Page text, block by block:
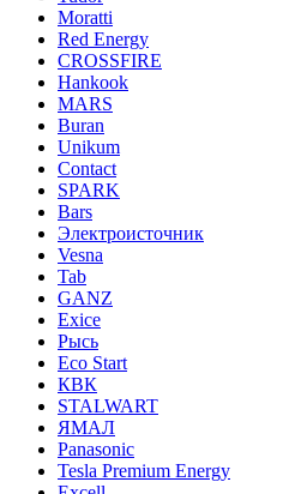
Moratti
Red Energy
CROSSFIRE
Hankook
MARS
Buran
Unikum
Contact
SPARK
Bars
Электроисточник
Vesna
Tab
GANZ
Exice
Рысь
Eco Start
КВК
STALWART
ЯМАЛ
Panasonic
Tesla Premium Energy